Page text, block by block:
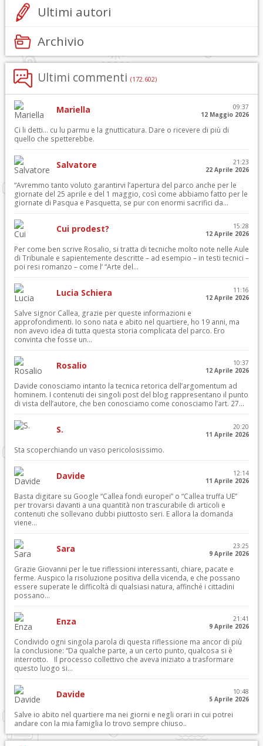
Ultimi autori
Archivio
Ultimi commenti (172.602)
Mariella
09:37
12 Maggio 2026
Ci li detti… cu lu parmu e la gnutticatura. Dare o ricevere di più di
quello che spetterebbe.
Salvatore
21:23
22 Aprile 2026
“Avremmo tanto voluto garantirvi l’apertura del parco anche per le
giornate del 25 aprile e del 1 maggio, così come abbiamo fatto per le
giornate di Pasqua e Pasquetta, se pur con enormi sacrifici da...
Cui prodest?
15:28
12 Aprile 2026
Per come ben scrive Rosalio, si tratta di tecniche molto note nelle Aule
di Tribunale e sapientemente descritte – ad esempio – in testi tecnici –
poi resi romanzo – come l’ “Arte del...
Lucia Schiera
11:16
12 Aprile 2026
Salve signor Callea, grazie per queste informazioni e
approfondimenti. Io sono nata e abito nel quartiere, ho 19 anni, ma
non avevo idea di tutta questa storia complicata del parco. Ero
convinta che fosse un...
Rosalio
10:37
12 Aprile 2026
Davide conosciamo intanto la tecnica retorica dell’argomentum ad
hominem. I contenuti dei singoli post del blog rappresentano il punto
di vista dell’autore, che ben conosciamo come conosciamo l’art. 27...
S.
20:20
11 Aprile 2026
Sta scoperchiando un vaso pericolosissimo.
Davide
12:14
11 Aprile 2026
Basta digitare su Google “Callea fondi europei” o “Callea truffa UE”
per trovarsi davanti a una quantità non trascurabile di articoli e
contenuti che sollevano dubbi piuttosto seri. E allora la domanda
viene...
Sara
23:25
9 Aprile 2026
Grazie Giovanni per le tue riflessioni interessanti, chiare, pacate e
ferme. Auspico la risoluzione positiva della vicenda, e che possano
essere superate le difficoltà di qualsiasi natura, affinché i cittadini
possano...
Enza
21:41
9 Aprile 2026
Condivido ogni singola parola di questa riflessione ma ancor di più
la conclusione: “Da qualche parte, a un certo punto, qualcosa si è
interrotto. Il processo collettivo che aveva iniziato a trasformare
questo luogo si...
Davide
10:48
5 Aprile 2026
Salve io abito nel quartiere ma nei giorni e negli orari in cui potrei
andare con la mia famiglia lo trovo sempre chiuso..